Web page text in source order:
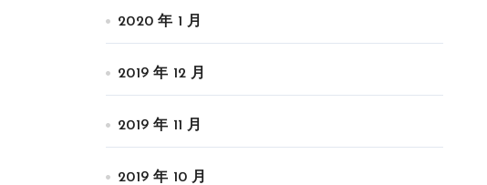
2020 年 1 月
2019 年 12 月
2019 年 11 月
2019 年 10 月